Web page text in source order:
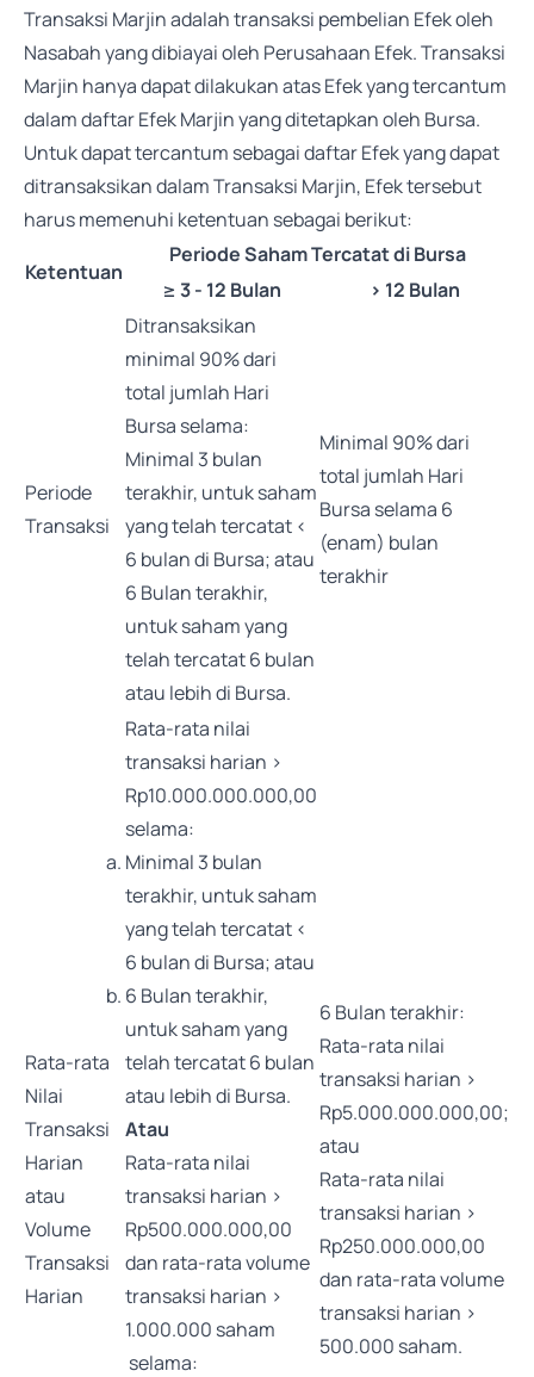
Transaksi Marjin adalah transaksi pembelian Efek oleh
Nasabah yang dibiayai oleh Perusahaan Efek. Transaksi
Marjin hanya dapat dilakukan atas Efek yang tercantum
dalam daftar Efek Marjin yang ditetapkan oleh Bursa.
Untuk dapat tercantum sebagai daftar Efek yang dapat
ditransaksikan dalam Transaksi Marjin, Efek tersebut
harus memenuhi ketentuan sebagai berikut:
Ketentuan
Periode Saham Tercatat di Bursa
≥ 3 - 12 Bulan
> 12 Bulan
Periode
Transaksi
Ditransaksikan
minimal 90% dari
total jumlah Hari
Bursa selama:
Minimal 3 bulan
terakhir, untuk saham
yang telah tercatat <
6 bulan di Bursa; atau
6 Bulan terakhir,
untuk saham yang
telah tercatat 6 bulan
atau lebih di Bursa.
Minimal 90% dari
total jumlah Hari
Bursa selama 6
(enam) bulan
terakhir
Rata-rata
Nilai
Transaksi
Harian
atau
Volume
Transaksi
Harian
Rata-rata nilai
transaksi harian >
Rp10.000.000.000,00
selama:
Minimal 3 bulan
terakhir, untuk saham
yang telah tercatat <
6 bulan di Bursa; atau
6 Bulan terakhir,
untuk saham yang
telah tercatat 6 bulan
atau lebih di Bursa.
Atau
Rata-rata nilai
transaksi harian >
Rp500.000.000,00
dan rata-rata volume
transaksi harian >
1.000.000 saham
selama:
6 Bulan terakhir:
Rata-rata nilai
transaksi harian >
Rp5.000.000.000,00;
atau
Rata-rata nilai
transaksi harian >
Rp250.000.000,00
dan rata-rata volume
transaksi harian >
500.000 saham.